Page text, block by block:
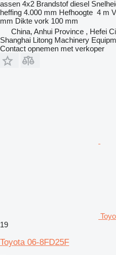
assen 4x2 Brandstof diesel
heffing 4.000 mm Hefhoogte 4 m
mm Dikte vork 100 mm
China, Anhui Province , Hefei
Shanghai Litong Machinery
Contact opnemen met verkoper
19
Toyota 06-8FD25F